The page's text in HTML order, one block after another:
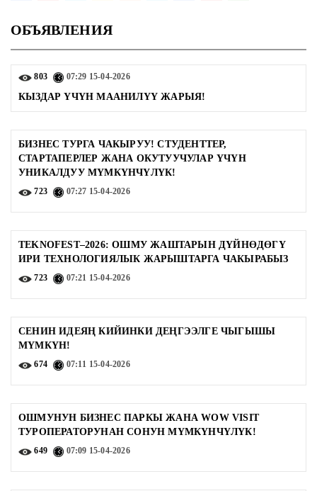
ОБЪЯВЛЕНИЯ
803 07:29 15-04-2026
КЫЗДАР ҮЧҮН МААНИЛҮҮ ЖАРЫЯ!
БИЗНЕС ТУРГА ЧАКЫРУУ! СТУДЕНТТЕР,
СТАРТАПЕРЛЕР ЖАНА ОКУТУУЧУЛАР ҮЧҮН
УНИКАЛДУУ МҮМКҮНЧҮЛҮК!
723 07:27 15-04-2026
TEKNOFEST–2026: ОШМУ ЖАШТАРЫН ДҮЙНӨДӨГҮ
ИРИ ТЕХНОЛОГИЯЛЫК ЖАРЫШТАРГА ЧАКЫРАБЫЗ
723 07:21 15-04-2026
СЕНИН ИДЕЯҢ КИЙИНКИ ДЕҢГЭЭЛГЕ ЧЫГЫШЫ
МҮМКҮН!
674 07:11 15-04-2026
ОШМУНУН БИЗНЕС ПАРКЫ ЖАНА WOW VISIT
ТУРОПЕРАТОРУНАН СОНУН МҮМКҮНЧҮЛҮК!
649 07:09 15-04-2026